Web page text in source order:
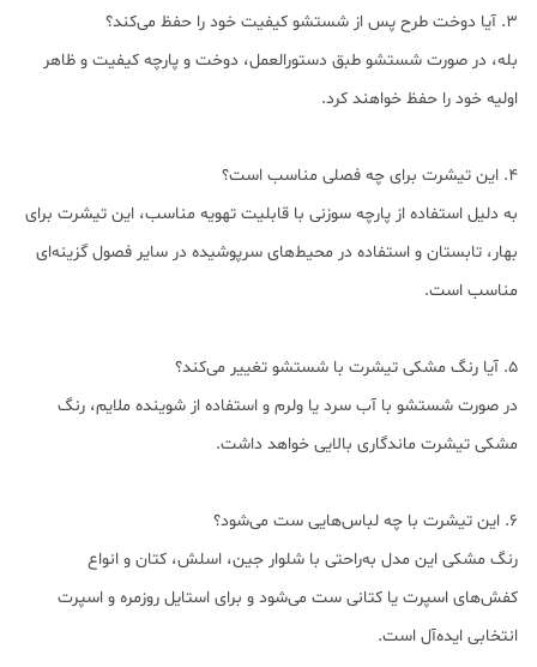
3. آیا دوخت طرح پس از شستشو کیفیت خود را حفظ می‌کند؟
بله، در صورت شستشو طبق دستورالعمل، دوخت و پارچه کیفیت و ظاهر
اولیه خود را حفظ خواهند کرد.
4. این تیشرت برای چه فصلی مناسب است؟
به دلیل استفاده از پارچه سوزنی با قابلیت تهویه مناسب، این تیشرت برای
بهار، تابستان و استفاده در محیط‌های سرپوشیده در سایر فصول گزینه‌ای
مناسب است.
5. آیا رنگ مشکی تیشرت با شستشو تغییر می‌کند؟
در صورت شستشو با آب سرد یا ولرم و استفاده از شوینده ملایم، رنگ
مشکی تیشرت ماندگاری بالایی خواهد داشت.
6. این تیشرت با چه لباس‌هایی ست می‌شود؟
رنگ مشکی این مدل به‌راحتی با شلوار جین، اسلش، کتان و انواع
کفش‌های اسپرت یا کتانی ست می‌شود و برای استایل روزمره و اسپرت
انتخابی ایده‌آل است.